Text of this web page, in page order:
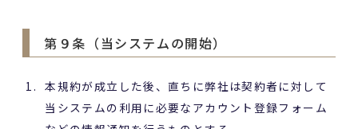
第９条（当システムの開始）
本規約が成立した後、直ちに弊社は契約者に対して
当システムの利用に必要なアカウント登録フォーム